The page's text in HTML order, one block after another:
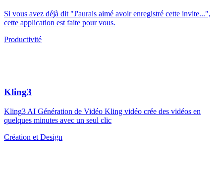
Si vous avez déjà dit "J'aurais aimé avoir enregistré cette invite...",
cette application est faite pour vous.
Productivité
Kling3
Kling3 AI Génération de Vidéo Kling vidéo crée des vidéos en
quelques minutes avec un seul clic
Création et Design